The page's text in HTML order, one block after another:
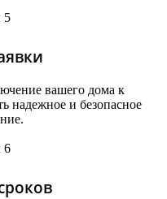
вашего дома к
надежное и безопасное